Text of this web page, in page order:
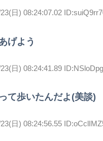
日) 08:24:07.02
げよう
日) 08:24:41.89
て歩いたんだよ(美談)
日) 08:24:56.55